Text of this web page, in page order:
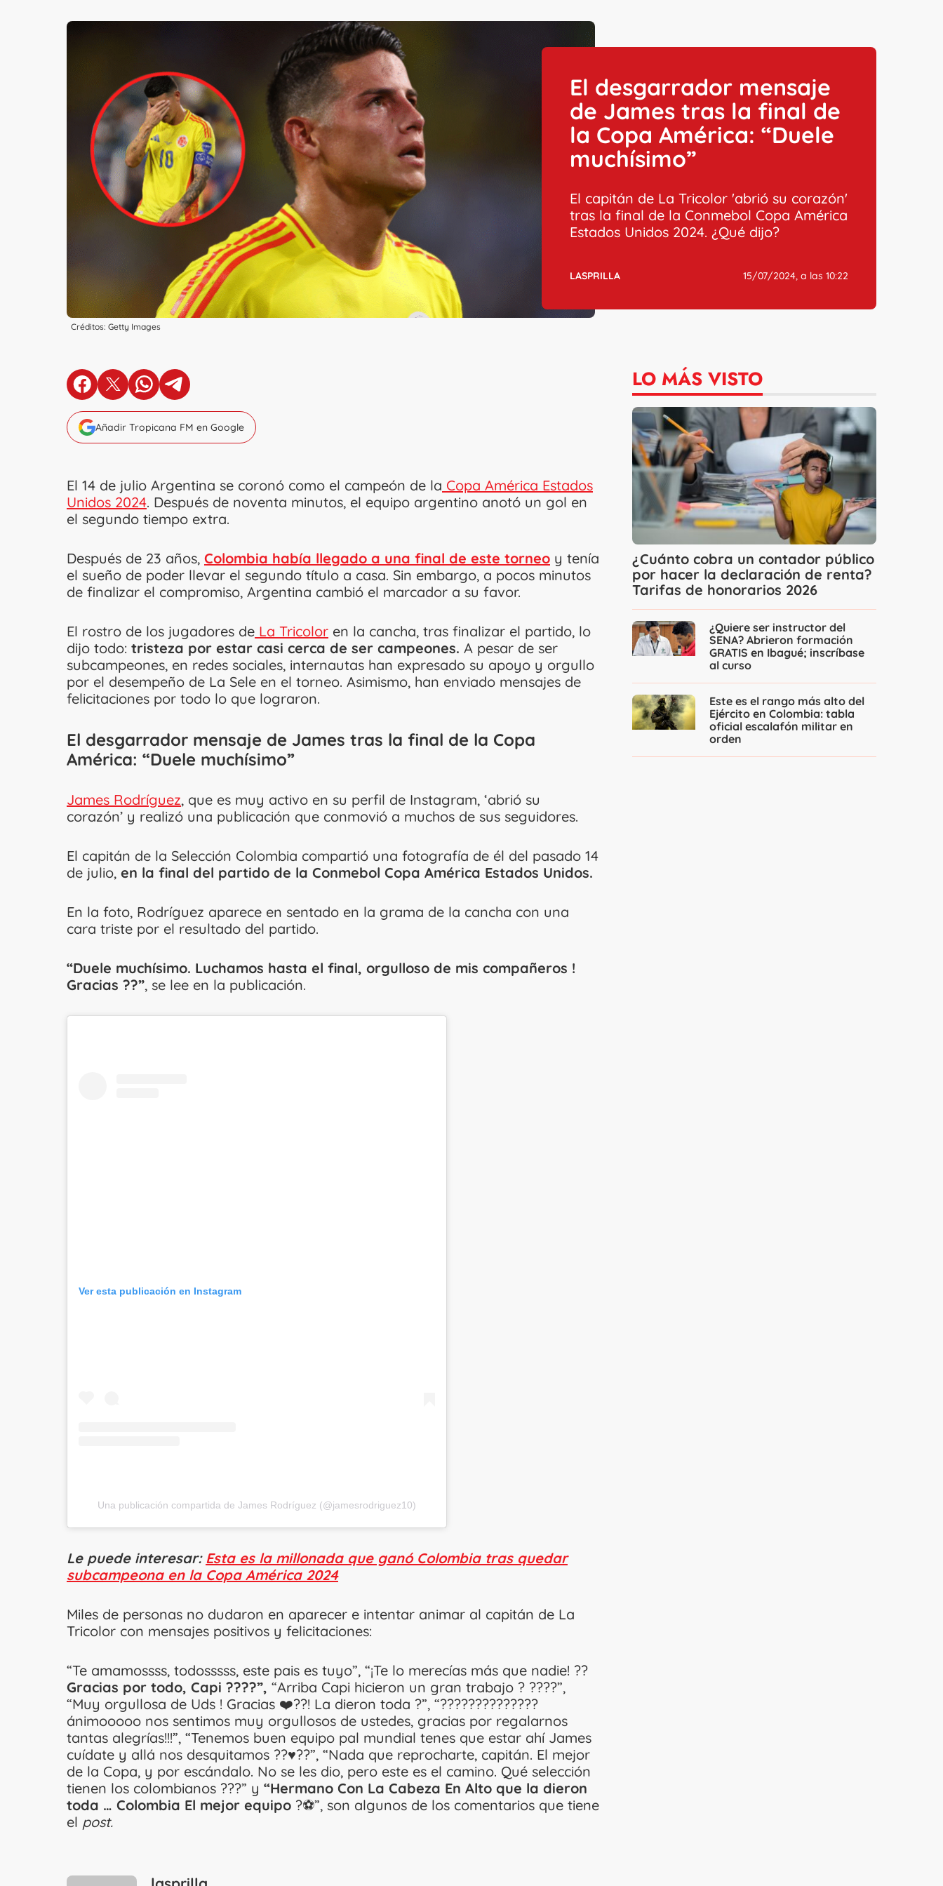
Créditos: Getty Images
El desgarrador mensaje
de James tras la final de
la Copa América: “Duele
muchísimo”
El capitán de La Tricolor 'abrió su corazón'
tras la final de la Conmebol Copa América
Estados Unidos 2024. ¿Qué dijo?
LASPRILLA 15/07/2024, a las 10:22
en Facebook
en X en Whatsapp
en Telegram
Añadir Tropicana FM en Google
El 14 de julio Argentina se coronó como el campeón de la Copa América Estados
Unidos 2024. Después de noventa minutos, el equipo argentino anotó un gol en
el segundo tiempo extra.
Después de 23 años, Colombia había llegado a una final de este torneo y tenía
el sueño de poder llevar el segundo título a casa. Sin embargo, a pocos minutos
de finalizar el compromiso, Argentina cambió el marcador a su favor.
El rostro de los jugadores de La Tricolor en la cancha, tras finalizar el partido, lo
dijo todo: tristeza por estar casi cerca de ser campeones. A pesar de ser
subcampeones, en redes sociales, internautas han expresado su apoyo y orgullo
por el desempeño de La Sele en el torneo. Asimismo, han enviado mensajes de
felicitaciones por todo lo que lograron.
El desgarrador mensaje de James tras la final de la Copa
América: “Duele muchísimo”
James Rodríguez, que es muy activo en su perfil de Instagram, ‘abrió su
corazón’ y realizó una publicación que conmovió a muchos de sus seguidores.
El capitán de la Selección Colombia compartió una fotografía de él del pasado 14
de julio, en la final del partido de la Conmebol Copa América Estados Unidos.
En la foto, Rodríguez aparece en sentado en la grama de la cancha con una
cara triste por el resultado del partido.
“Duele muchísimo. Luchamos hasta el final, orgulloso de mis compañeros !
Gracias ??”, se lee en la publicación.
Ver esta publicación en Instagram
Una publicación compartida de James Rodríguez (@jamesrodriguez10)
Le puede interesar: Esta es la millonada que ganó Colombia tras quedar
subcampeona en la Copa América 2024
Miles de personas no dudaron en aparecer e intentar animar al capitán de La
Tricolor con mensajes positivos y felicitaciones:
“Te amamossss, todosssss, este pais es tuyo”, “¡Te lo merecías más que nadie! ??
Gracias por todo, Capi ????”, “Arriba Capi hicieron un gran trabajo ? ????”,
“Muy orgullosa de Uds ! Gracias ❤️??! La dieron toda ?”, “??????????????
ánimooooo nos sentimos muy orgullosos de ustedes, gracias por regalarnos
tantas alegrías!!!”, “Tenemos buen equipo pal mundial tenes que estar ahí James
cuídate y allá nos desquitamos ??♥️??”, “Nada que reprocharte, capitán. El mejor
de la Copa, y por escándalo. No se les dio, pero este es el camino. Qué selección
tienen los colombianos ???” y “Hermano Con La Cabeza En Alto que la dieron
toda … Colombia El mejor equipo ?⚽️”, son algunos de los comentarios que tiene
el post.
LO MÁS VISTO
¿Cuánto cobra un contador público
por hacer la declaración de renta?
Tarifas de honorarios 2026
¿Quiere ser instructor del
SENA? Abrieron formación
GRATIS en Ibagué; inscríbase
al curso
Este es el rango más alto del
Ejército en Colombia: tabla
oficial escalafón militar en
orden